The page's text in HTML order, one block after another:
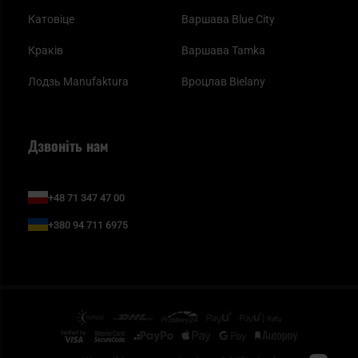
Катовіце
Краків
Лодзь Manufaktura
Варшава Blue City
Варшава Tamka
Вроцлав Bielany
Дзвоніть нам
+48 71 347 47 00
+380 94 711 6975